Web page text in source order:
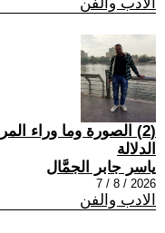
(2) الصورة وما وراء
الدلالة
ياسر جابر الجمَّال
2026 / 8 / 7
الادب والفن